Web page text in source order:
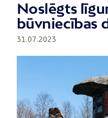
Noslēgts
būvniecības
31.07.2023